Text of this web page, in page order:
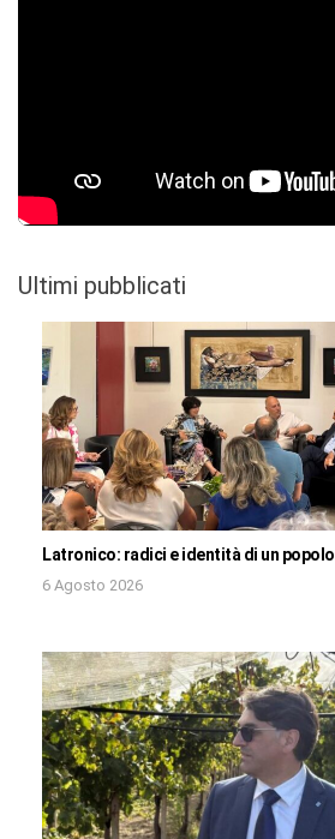
Ultimi pubblicati
Latronico: radici e identità di un popolo
6 Agosto 2026